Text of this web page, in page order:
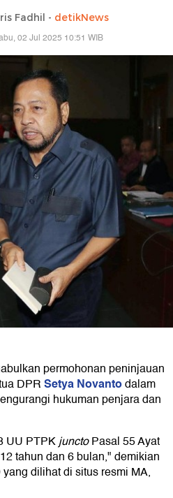
Fadhil - detikNews
02 Jul 2025 10:51 WIB
permohonan peninjauan
DPRSetya Novantodalam
hukuman penjara dan
UU PTPKjunctoPasal 55 Ayat
tahun dan 6 bulan," demikian
dilihat di situs resmi MA,